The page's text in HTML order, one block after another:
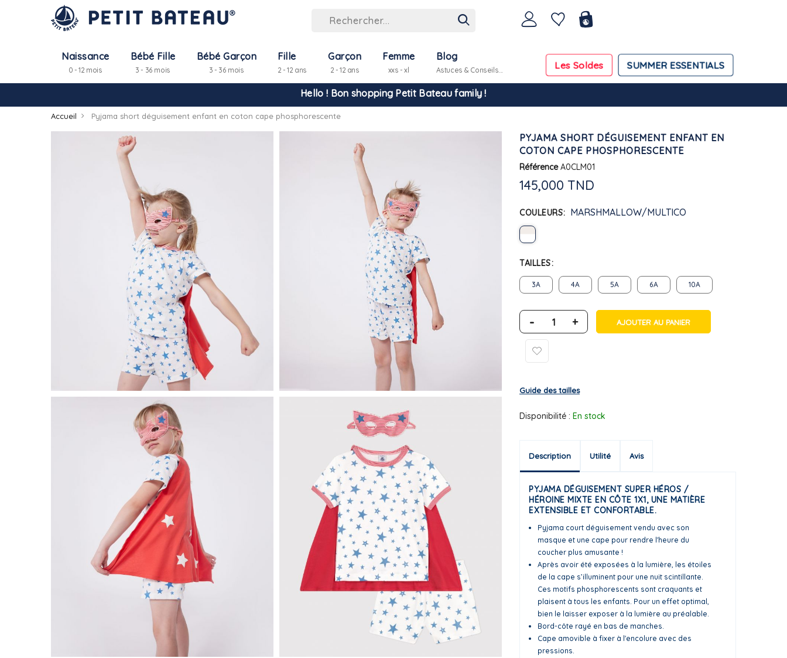
Naissance
0 - 12 mois
Bébé Fille
3 - 36 mois
Bébé Garçon
3 - 36 mois
Fille
2 - 12 ans
Garçon
2 - 12 ans
Femme
xxs - xl SUMMER ESSENTIALS
Les Soldes
Blog
Astuces & Conseils...
Hello ! Bon shopping Petit Bateau family !
La livraison est assurée partout en Tunisie !
-10% pour tout paiement par carte bancaire (hors promo)
Accueil Pyjama short déguisement enfant en coton cape phosphorescente
PYJAMA SHORT DÉGUISEMENT ENFANT EN
COTON CAPE PHOSPHORESCENTE
Référence A0CLM01
145,000 TND
COULEURS MARSHMALLOW/MULTICO
TAILLES
3A 4A 5A 6A 10A
- + AJOUTER AU PANIER
Guide des tailles
Disponibilité : En stock
Description Utilité Avis
PYJAMA DÉGUISEMENT SUPER HÉROS /
HÉROINE MIXTE EN CÔTE 1X1, UNE MATIÈRE
EXTENSIBLE ET CONFORTABLE.
Pyjama court déguisement vendu avec son
masque et une cape pour rendre l'heure du
coucher plus amusante !
Après avoir été exposées à la lumière, les étoiles
de la cape s’illuminent pour une nuit scintillante.
Ces motifs phosphorescents sont craquants et
plaisent à tous les enfants. Pour un effet optimal,
bien le laisser exposer à la lumière au préalable.
Bord-côte rayé en bas de manches.
Cape amovible à fixer à l'encolure avec des
pressions.